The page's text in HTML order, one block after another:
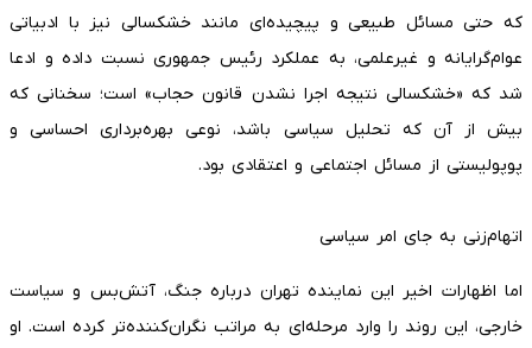
که حتی مسائل طبیعی و پیچیده‌ای مانند خشکسالی نیز با ادبیاتی
عوام‌گرایانه و غیرعلمی، به عملکرد رئیس جمهوری نسبت داده و ادعا
شد که «خشکسالی نتیجه اجرا نشدن قانون حجاب» است؛ سخنانی که
بیش از آن که تحلیل سیاسی باشد، نوعی بهره‌برداری احساسی و
پوپولیستی از مسائل اجتماعی و اعتقادی بود.
اتهام‌زنی به جای امر سیاسی
اما اظهارات اخیر این نماینده تهران درباره جنگ، آتش‌بس و سیاست
خارجی، این روند را وارد مرحله‌ای به مراتب نگران‌کننده‌تر کرده است. او